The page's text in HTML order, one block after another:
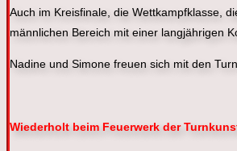
Auch im Kreisfinale, die Wettkampfklasse,
männlichen Bereich mit einer langjährigen
Nadine und Simone freuen sich mit den
Wiederholt beim Feuerwerk der